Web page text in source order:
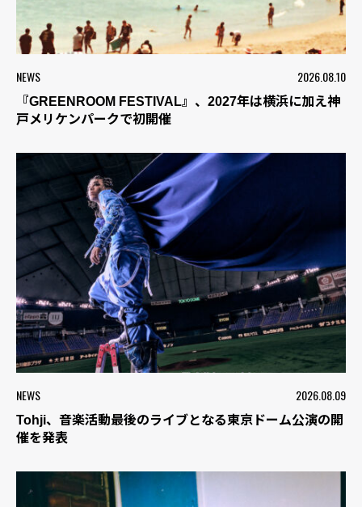
NEWS 2026.08.10
『GREENROOM FESTIVAL』、2027年は横浜に加え神
戸メリケンパークで初開催
NEWS 2026.08.09
Tohji、音楽活動最後のライブとなる東京ドーム公演の開
催を発表